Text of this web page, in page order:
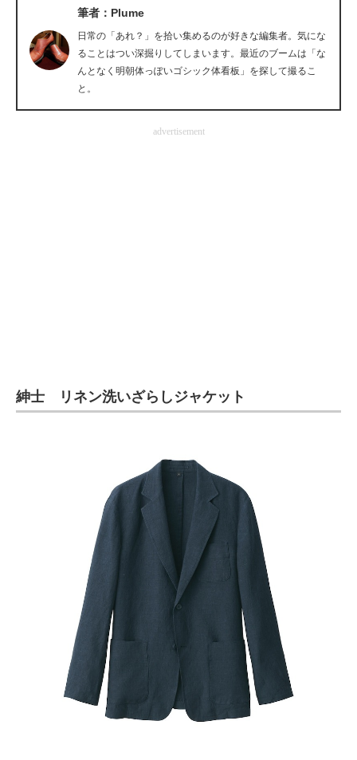
経営リーダーのコミュニティ
マーケ×ITの今がよく分かる
ITエンジニア向け専門サイト
ちょっと気になるネットの話題
筆者：Plume
日常の「あれ？」を拾い集めるのが好きな編集者。気にな
ることはつい深掘りしてしまいます。最近のブームは「な
んとなく明朝体っぽいゴシック体看板」を探して撮るこ
と。
advertisement
紳士 リネン洗いざらしジャケット